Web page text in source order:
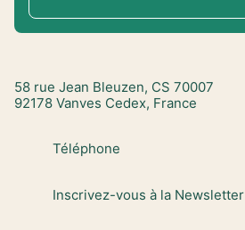
58 rue Jean Bleuzen, CS 70007
92178 Vanves Cedex, France
Téléphone
Inscrivez-vous à la Newsletter